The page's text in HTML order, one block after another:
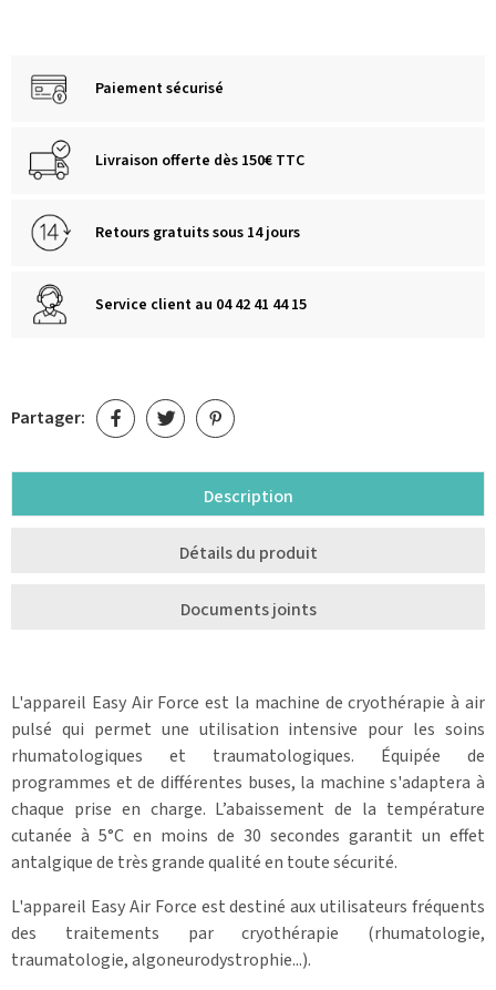
Paiement sécurisé
Livraison offerte dès 150€ TTC
Retours gratuits sous 14 jours
Service client au 04 42 41 44 15
Partager:
Description
Détails du produit
Documents joints
L'appareil Easy Air Force est la machine de cryothérapie à air
pulsé qui permet une utilisation intensive pour les soins
rhumatologiques et traumatologiques. Équipée de
programmes et de différentes buses, la machine s'adaptera à
chaque prise en charge. L’abaissement de la température
cutanée à 5°C en moins de 30 secondes garantit un effet
antalgique de très grande qualité en toute sécurité.
L'appareil Easy Air Force est destiné aux utilisateurs fréquents
des traitements par cryothérapie (rhumatologie,
traumatologie, algoneurodystrophie...).